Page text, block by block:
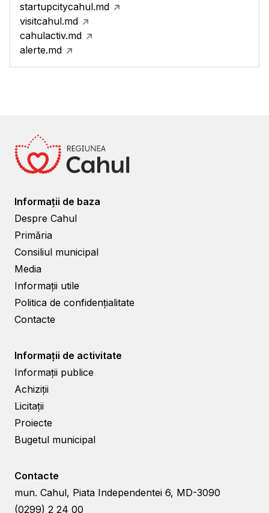
startupcitycahul.md
visitcahul.md
cahulactiv.md
alerte.md
Informații de baza
Despre Cahul
Primăria
Consiliul municipal
Media
Informații utile
Politica de confidențialitate
Contacte
Informații de activitate
Informații publice
Achiziții
Licitații
Proiecte
Bugetul municipal
Contacte
mun. Cahul, Piata Independentei 6, MD-3090
(0299) 2 24 00